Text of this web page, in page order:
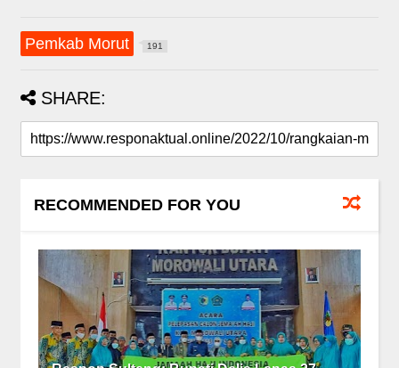
Pemkab Morut 191
SHARE:
RECOMMENDED FOR YOU